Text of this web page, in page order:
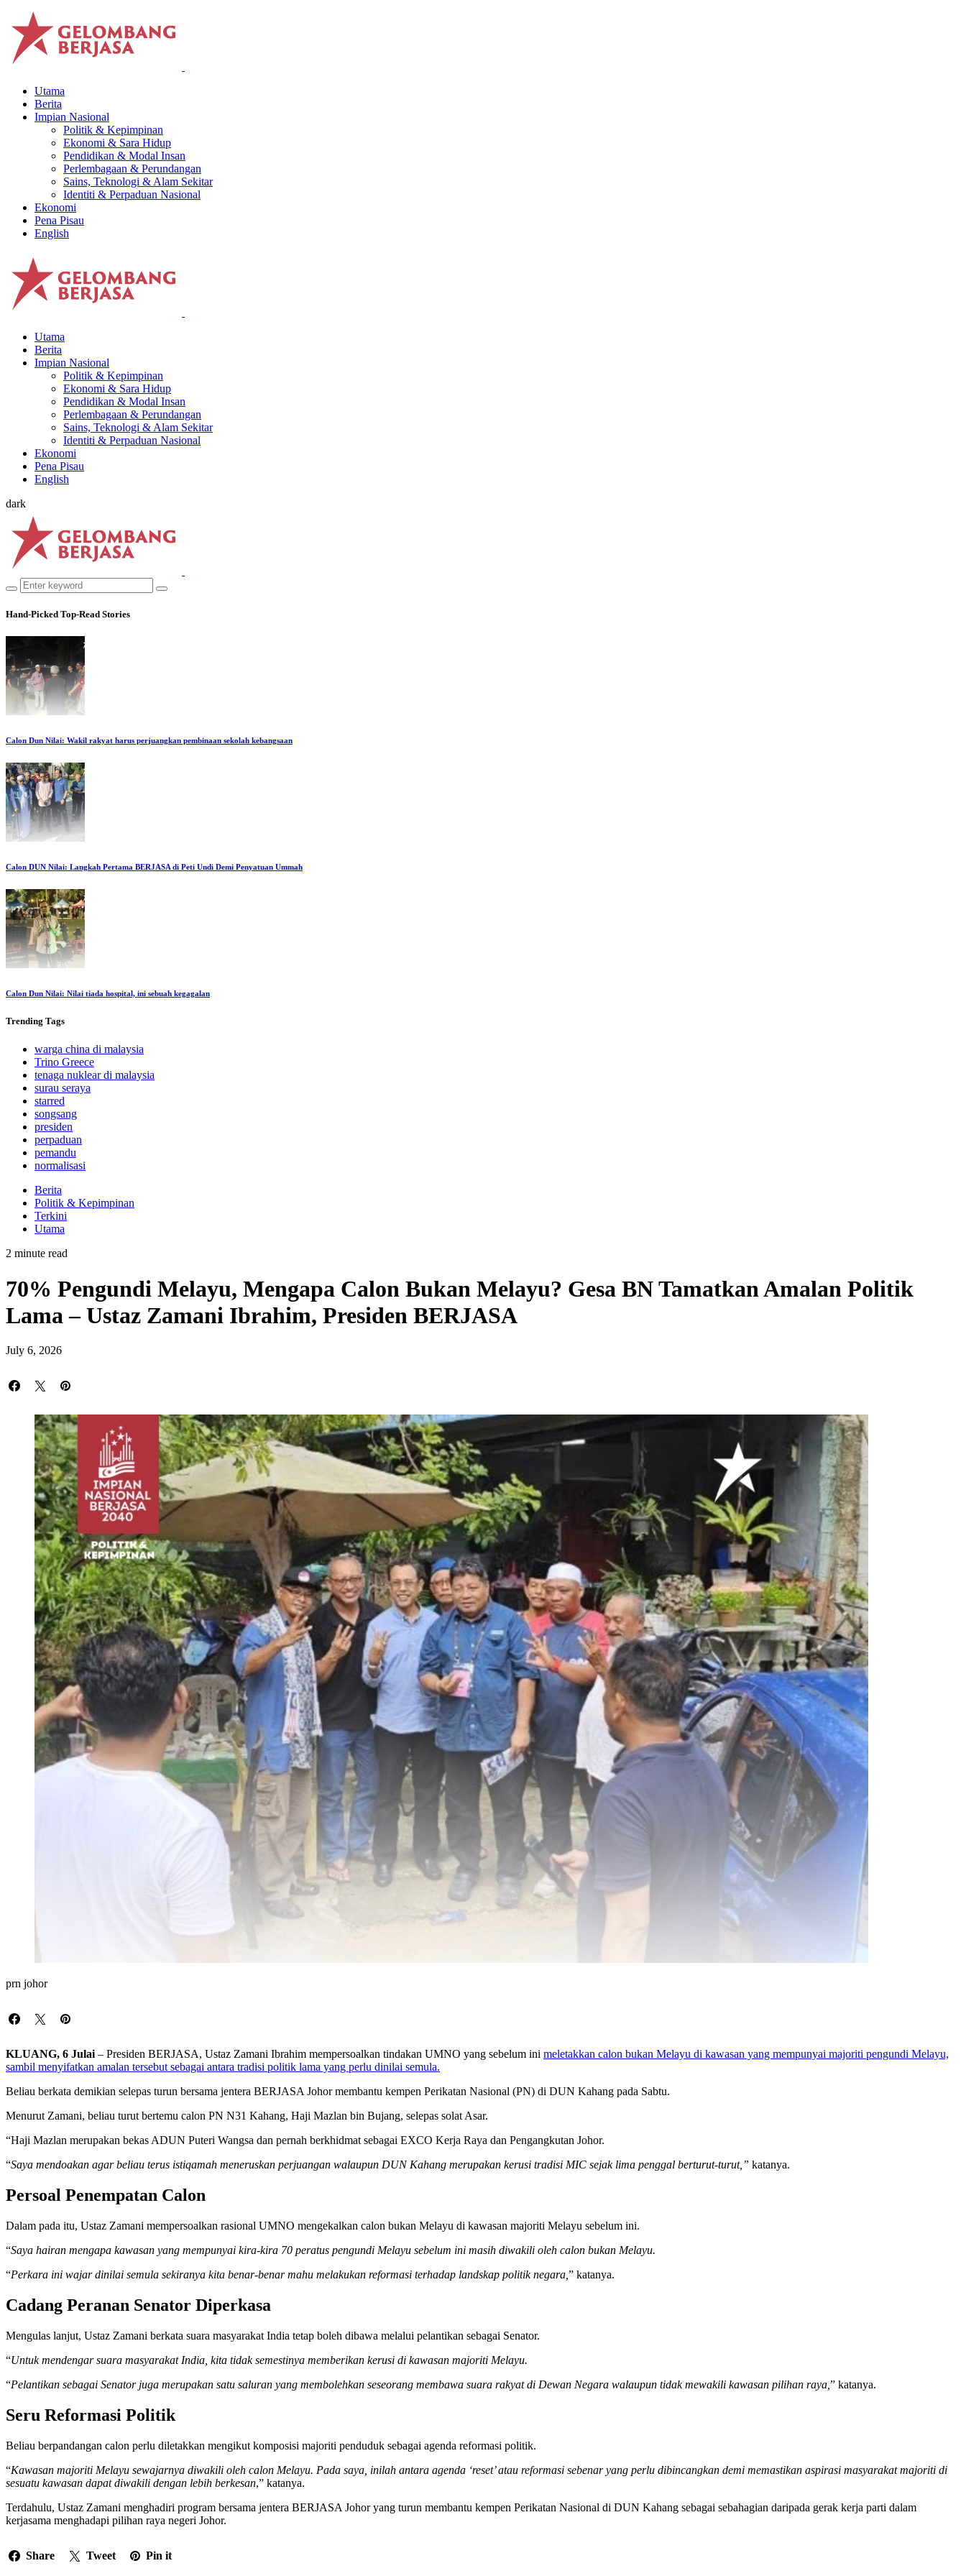
Utama
Berita
Impian Nasional
Politik & Kepimpinan
Ekonomi & Sara Hidup
Pendidikan & Modal Insan
Perlembagaan & Perundangan
Sains, Teknologi & Alam Sekitar
Identiti & Perpaduan Nasional
Ekonomi
Pena Pisau
English
Utama
Berita
Impian Nasional
Politik & Kepimpinan
Ekonomi & Sara Hidup
Pendidikan & Modal Insan
Perlembagaan & Perundangan
Sains, Teknologi & Alam Sekitar
Identiti & Perpaduan Nasional
Ekonomi
Pena Pisau
English
dark
Hand-Picked Top-Read Stories
Calon Dun Nilai: Wakil rakyat harus perjuangkan pembinaan sekolah kebangsaan
Calon DUN Nilai: Langkah Pertama BERJASA di Peti Undi Demi Penyatuan Ummah
Calon Dun Nilai: Nilai tiada hospital, ini sebuah kegagalan
Trending Tags
warga china di malaysia
Trino Greece
tenaga nuklear di malaysia
surau seraya
starred
songsang
presiden
perpaduan
pemandu
normalisasi
Berita
Politik & Kepimpinan
Terkini
Utama
2 minute read
70% Pengundi Melayu, Mengapa Calon Bukan Melayu? Gesa BN Tamatkan Amalan Politik
Lama – Ustaz Zamani Ibrahim, Presiden BERJASA
July 6, 2026
prn johor
KLUANG, 6 Julai – Presiden BERJASA, Ustaz Zamani Ibrahim mempersoalkan tindakan UMNO yang sebelum ini meletakkan calon bukan Melayu di kawasan yang mempunyai majoriti pengundi Melayu,
sambil menyifatkan amalan tersebut sebagai antara tradisi politik lama yang perlu dinilai semula.
Beliau berkata demikian selepas turun bersama jentera BERJASA Johor membantu kempen Perikatan Nasional (PN) di DUN Kahang pada Sabtu.
Menurut Zamani, beliau turut bertemu calon PN N31 Kahang, Haji Mazlan bin Bujang, selepas solat Asar.
“Haji Mazlan merupakan bekas ADUN Puteri Wangsa dan pernah berkhidmat sebagai EXCO Kerja Raya dan Pengangkutan Johor.
“Saya mendoakan agar beliau terus istiqamah meneruskan perjuangan walaupun DUN Kahang merupakan kerusi tradisi MIC sejak lima penggal berturut-turut,” katanya.
Persoal Penempatan Calon
Dalam pada itu, Ustaz Zamani mempersoalkan rasional UMNO mengekalkan calon bukan Melayu di kawasan majoriti Melayu sebelum ini.
“Saya hairan mengapa kawasan yang mempunyai kira-kira 70 peratus pengundi Melayu sebelum ini masih diwakili oleh calon bukan Melayu.
“Perkara ini wajar dinilai semula sekiranya kita benar-benar mahu melakukan reformasi terhadap landskap politik negara, ” katanya.
Cadang Peranan Senator Diperkasa
Mengulas lanjut, Ustaz Zamani berkata suara masyarakat India tetap boleh dibawa melalui pelantikan sebagai Senator.
“Untuk mendengar suara masyarakat India, kita tidak semestinya memberikan kerusi di kawasan majoriti Melayu.
“Pelantikan sebagai Senator juga merupakan satu saluran yang membolehkan seseorang membawa suara rakyat di Dewan Negara walaupun tidak mewakili kawasan pilihan raya, ” katanya.
Seru Reformasi Politik
Beliau berpandangan calon perlu diletakkan mengikut komposisi majoriti penduduk sebagai agenda reformasi politik.
“Kawasan majoriti Melayu sewajarnya diwakili oleh calon Melayu. Pada saya, inilah antara agenda ‘reset’ atau reformasi sebenar yang perlu dibincangkan demi memastikan aspirasi masyarakat majoriti di
sesuatu kawasan dapat diwakili dengan lebih berkesan,” katanya.
Terdahulu, Ustaz Zamani menghadiri program bersama jentera BERJASA Johor yang turun membantu kempen Perikatan Nasional di DUN Kahang sebagai sebahagian daripada gerak kerja parti dalam
kerjasama menghadapi pilihan raya negeri Johor.
Share Tweet Pin it